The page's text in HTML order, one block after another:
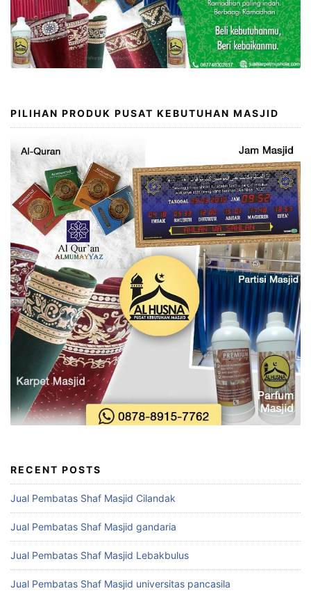
PILIHAN PRODUK PUSAT KEBUTUHAN MASJID
RECENT POSTS
Jual Pembatas Shaf Masjid Cilandak
Jual Pembatas Shaf Masjid gandaria
Jual Pembatas Shaf Masjid Lebakbulus
Jual Pembatas Shaf Masjid universitas pancasila